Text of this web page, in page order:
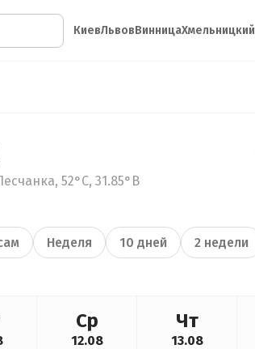
КиевЛьвовВинницаХмельницкий
52°С, 31.85°В
Неделя 10 дней 2 недели
Ср
12.08
Чт
13.08